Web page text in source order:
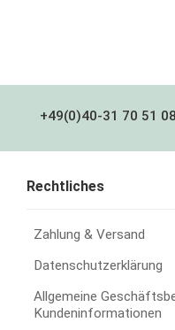
+49(0)40-31 70 51 08
Rechtliches
Zahlung & Versand
Datenschutzerklärung
Allgemeine
Kundeninformationen